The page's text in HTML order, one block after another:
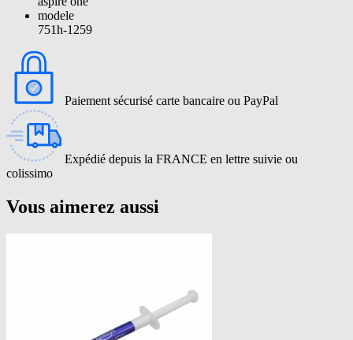
modele
751h-1259
Paiement sécurisé carte bancaire ou PayPal
Expédié depuis la FRANCE en lettre suivie ou
colissimo
Vous aimerez aussi